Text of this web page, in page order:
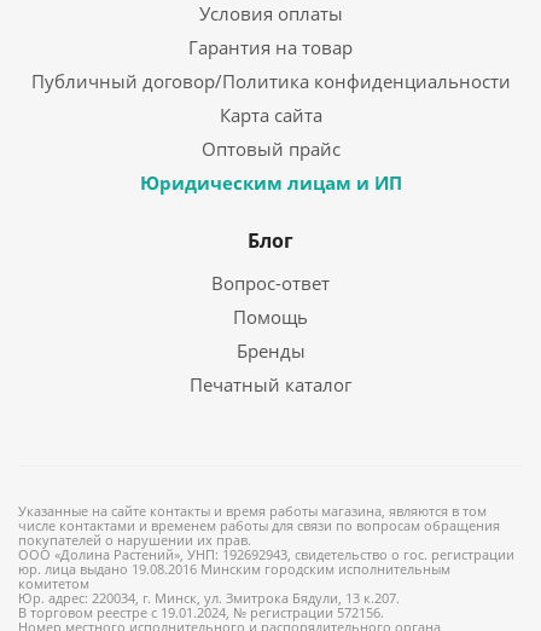
Условия оплаты
Гарантия на товар
Публичный договор/Политика конфиденциальности
Карта сайта
Оптовый прайс
Юридическим лицам и ИП
Блог
Вопрос-ответ
Помощь
Бренды
Печатный каталог
Указанные на сайте контакты и время работы магазина, являются в том
числе контактами и временем работы для связи по вопросам обращения
покупателей о нарушении их прав.
ООО «Долина Растений», УНП: 192692943, свидетельство о гос. регистрации
юр. лица выдано 19.08.2016 Минским городским исполнительным
комитетом
Юр. адрес: 220034, г. Минск, ул. Змитрока Бядули, 13 к.207.
В торговом реестре с 19.01.2024, № регистрации 572156.
Номер местного исполнительного и распорядительного органа,